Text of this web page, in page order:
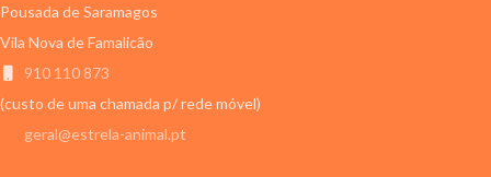
Pousada de Saramagos
Vila Nova de Famalicão
910 110 873
(custo de uma chamada p/ rede móvel)
geral@estrela-animal.pt